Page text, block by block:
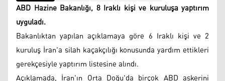
ABD Hazine Bakanlığı, 8 Iraklı kişi ve kuruluşa yaptırım
uyguladı.
Bakanlıktan yapılan açıklamaya göre 6 Iraklı kişi ve 2
kuruluş İran'a silah kaçakçılığı konusunda yardım ettikleri
gerekçesiyle yaptırım listesine alındı.